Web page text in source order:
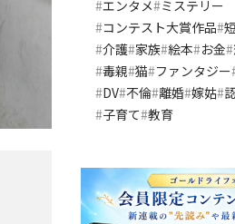
エンタメ ミステリー
コンテスト大賞作品
介護 家族 絵本 お金
毒親 猫 ファンタジー
DV 不倫 離婚 嫁姑
子育て 教育